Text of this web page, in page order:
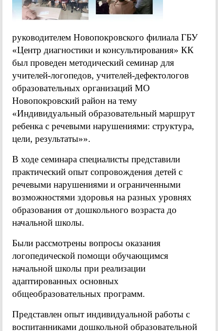
руководителем Новопокровского филиала ГБУ
«Центр диагностики и консультирования» КК
был проведен методический семинар для
учителей-логопедов, учителей-дефектологов
образовательных организаций МО
Новопокровский район на тему
«Индивидуальный образовательный маршрут
ребенка с речевыми нарушениями: структура,
цели, результаты»».
В ходе семинара специалисты представили
практический опыт сопровождения детей с
речевыми нарушениями и ограниченными
возможностями здоровья на разных уровнях
образования от дошкольного возраста до
начальной школы.
Были рассмотрены вопросы оказания
логопедической помощи обучающимся
начальной школы при реализации
адаптированных основных
общеобразовательных программ.
Представлен опыт индивидуальной работы с
воспитанниками дошкольной образовательной